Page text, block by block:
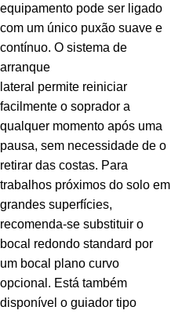
equipamento pode ser ligado
com um único puxão suave e
contínuo. O sistema de
arranque
lateral permite reiniciar
facilmente o soprador a
qualquer momento após uma
pausa, sem necessidade de o
retirar das costas. Para
trabalhos próximos do solo em
grandes superfícies,
recomenda-se substituir o
bocal redondo standard por
um bocal plano curvo
opcional. Está também
disponível o guiador tipo